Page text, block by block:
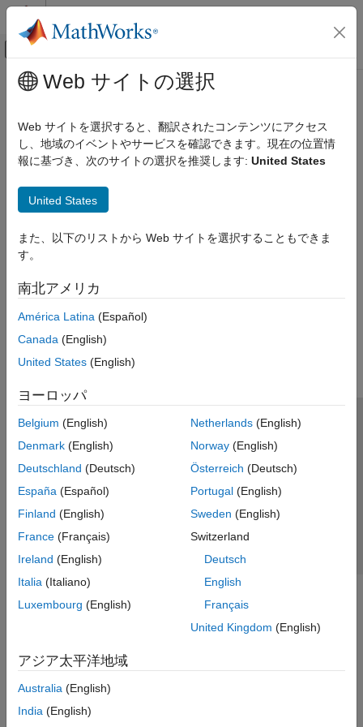
コンテンツへスキップ
オフキャンバス ナビゲーション メ
ドキュメンテーションのホーム
カテゴリ
Antenna Toolbox
Mixed-Signal Blockset
RF Blockset
RF PCB Toolbox
RF Toolbox
SerDes Toolbox
Get Started with Signal Integrity Toolbox
Parallel Link Design
Signal Integrity Analysis Using MATLAB
Standards
メインコンテンツ
Web サイトの選択
Web サイトを選択すると、翻訳されたコンテンツにアクセス
し、地域のイベントやサービスを確認できます。現在の位置情
報に基づき、次のサイトの選択を推奨します: United States
United States
また、以下のリストから Web サイトを選択することもできま
す。
南北アメリカ
América Latina (Español)
Canada (English)
United States (English)
ヨーロッパ
Belgium (English)
Denmark (English)
Deutschland (Deutsch)
España (Español)
Finland (English)
France (Français)
Ireland (English)
Italia (Italiano)
Luxembourg (English)
Netherlands(English)
Norway(English)
Österreich (Deutsch)
Portugal(English)
Sweden (English)
Switzerland
Deutsch
English
Français
United Kingdom (English)
アジア太平洋地域
Australia (English)
India (English)
トラストセンター
プライバシー ポリシー
違法コピー防止
アプリケーション ステータス
© 1994-2026 The MathWorks, Inc.